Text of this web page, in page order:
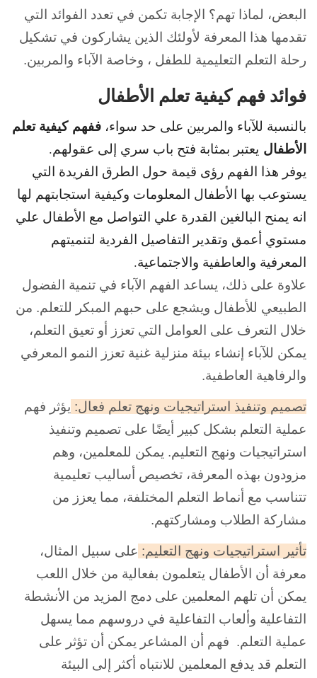
البعض، لماذا تهم؟ الإجابة تكمن في تعدد الفوائد التي
تقدمها هذا المعرفة لأولئك الذين يشاركون في تشكيل
رحلة التعلم التعليمية للطفل ، وخاصة الآباء والمربين.
فوائد فهم كيفية تعلم الأطفال
بالنسبة للآباء والمربين على حد سواء، ففهم كيفية تعلم
الأطفال يعتبر بمثابة فتح باب سري إلى عقولهم.
يوفر هذا الفهم رؤى قيمة حول الطرق الفريدة التي
يستوعب بها الأطفال المعلومات وكيفية استجابتهم لها
انه يمنح البالغين القدرة علي التواصل مع الأطفال علي
مستوي أعمق وتقدير التفاصيل الفردية لتنميتهم
المعرفية والعاطفية والاجتماعية.
علاوة على ذلك، يساعد الفهم الآباء في تنمية الفضول
الطبيعي للأطفال ويشجع على حبهم المبكر للتعلم. من
خلال التعرف على العوامل التي تعزز أو تعيق التعلم،
يمكن للآباء إنشاء بيئة منزلية غنية تعزز النمو المعرفي
والرفاهية العاطفية.
تصميم وتنفيذ استراتيجيات ونهج تعلم فعال: يؤثر فهم
عملية التعلم بشكل كبير أيضًا على تصميم وتنفيذ
استراتيجيات ونهج التعليم. يمكن للمعلمين، وهم
مزودون بهذه المعرفة، تخصيص أساليب تعليمية
تتناسب مع أنماط التعلم المختلفة، مما يعزز من
مشاركة الطلاب ومشاركتهم.
تأثير استراتيجيات ونهج التعليم: على سبيل المثال،
معرفة أن الأطفال يتعلمون بفعالية من خلال اللعب
يمكن أن تلهم المعلمين على دمج المزيد من الأنشطة
التفاعلية وألعاب التفاعلية في دروسهم مما يسهل
عملية التعلم. فهم أن المشاعر يمكن أن تؤثر على
التعلم قد يدفع المعلمين للانتباه أكثر إلى البيئة